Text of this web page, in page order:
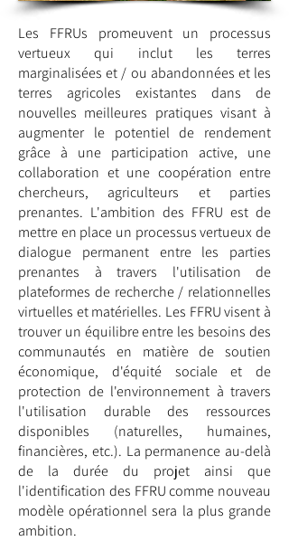
Les FFRUs promeuvent un processus
vertueux qui inclut les terres
marginalisées et / ou abandonnées et les
terres agricoles existantes dans de
nouvelles meilleures pratiques visant à
augmenter le potentiel de rendement
grâce à une participation active, une
collaboration et une coopération entre
chercheurs, agriculteurs et parties
prenantes. L'ambition des FFRU est de
mettre en place un processus vertueux de
dialogue permanent entre les parties
prenantes à travers l'utilisation de
plateformes de recherche / relationnelles
virtuelles et matérielles. Les FFRU visent à
trouver un équilibre entre les besoins des
communautés en matière de soutien
économique, d'équité sociale et de
protection de l'environnement à travers
l'utilisation durable des ressources
disponibles (naturelles, humaines,
financières, etc.). La permanence au-delà
de la durée du projet ainsi que
l'identification des FFRU comme nouveau
modèle opérationnel sera la plus grande
ambition.